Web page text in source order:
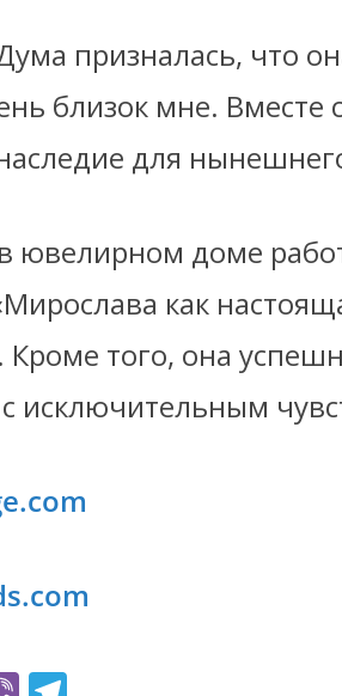
призналась, что
близок мне. Вместе
для
ювелирном доме
как
Кроме того, она
исключительным